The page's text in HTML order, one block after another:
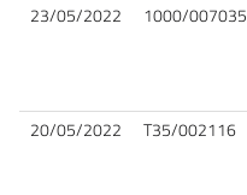
23/05/2022 1000/007035
20/05/2022 T35/002116